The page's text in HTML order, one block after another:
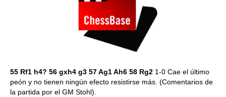
55 Rf1 h4? 56 gxh4 g3 57 Ag1 Ah6 58 Rg2 1-0 Cae el último
peón y no tienen ningún efecto resistirse más. (Comentarios de
la partida por el GM Stohl).